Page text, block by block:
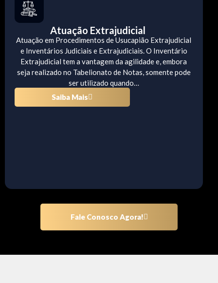
Atuação Extrajudicial
Atuação em Procedimentos de Usucapião Extrajudicial
e Inventários Judiciais e Extrajudiciais. O Inventário
Extrajudicial tem a vantagem da agilidade e, embora
seja realizado no Tabelionato de Notas, somente pode
ser utilizado quando…
Saiba Mais
Fale Conosco Agora!